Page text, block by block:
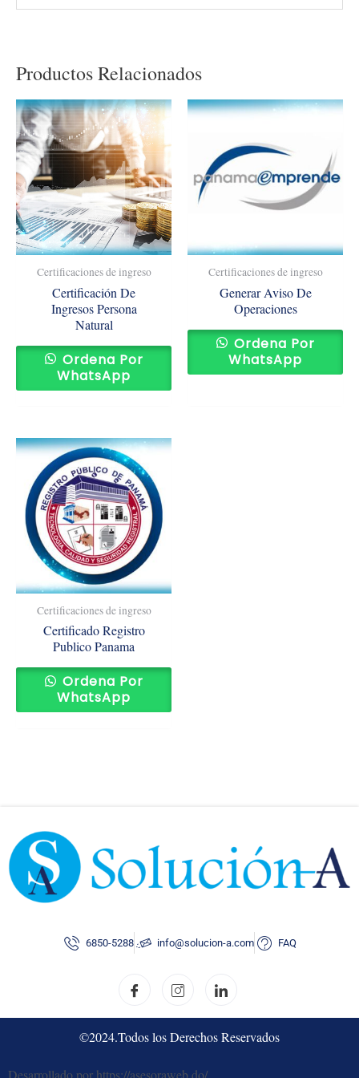
Productos Relacionados
Certificaciones de ingreso
Certificación De
Ingresos Persona
Natural
Ordena Por
WhatsApp
Certificaciones de ingreso
Generar Aviso De
Operaciones
Ordena Por
WhatsApp
Certificaciones de ingreso
Certificado Registro
Publico Panama
Ordena Por
WhatsApp
6850-5288 info@solucion-a.com FAQ
©2024.Todos los Derechos Reservados
Desarrollado por https://asesoraweb.do/